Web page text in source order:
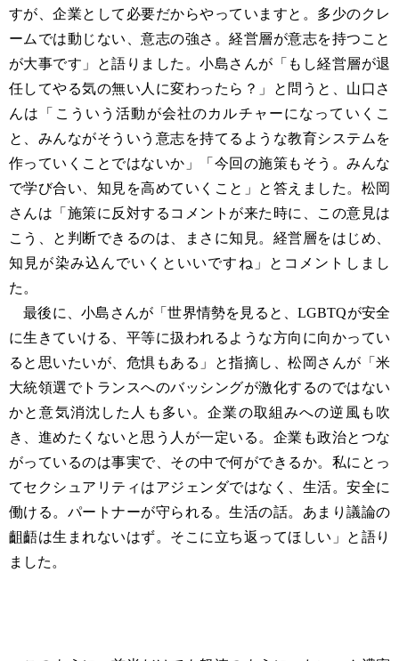
すが、企業として必要だからやっていますと。多少のクレ
ームでは動じない、意志の強さ。経営層が意志を持つこと
が大事です」と語りました。小島さんが「もし経営層が退
任してやる気の無い人に変わったら？」と問うと、山口さ
んは「こういう活動が会社のカルチャーになっていくこ
と、みんながそういう意志を持てるような教育システムを
作っていくことではないか」「今回の施策もそう。みんな
で学び合い、知見を高めていくこと」と答えました。松岡
さんは「施策に反対するコメントが来た時に、この意見は
こう、と判断できるのは、まさに知見。経営層をはじめ、
知見が染み込んでいくといいですね」とコメントしまし
た。
最後に、小島さんが「世界情勢を見ると、LGBTQが安全
に生きていける、平等に扱われるような方向に向かってい
ると思いたいが、危惧もある」と指摘し、松岡さんが「米
大統領選でトランスへのバッシングが激化するのではない
かと意気消沈した人も多い。企業の取組みへの逆風も吹
き、進めたくないと思う人が一定いる。企業も政治とつな
がっているのは事実で、その中で何ができるか。私にとっ
てセクシュアリティはアジェンダではなく、生活。安全に
働ける。パートナーが守られる。生活の話。あまり議論の
齟齬は生まれないはず。そこに立ち返ってほしい」と語り
ました。